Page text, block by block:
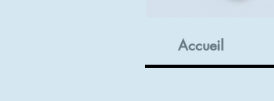
Accueil